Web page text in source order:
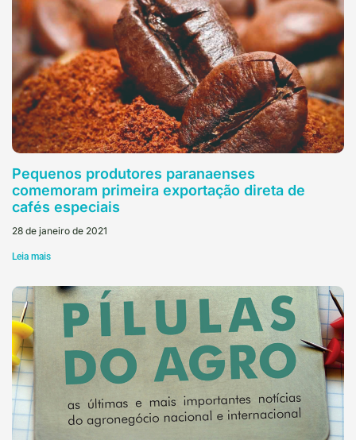
Pequenos produtores paranaenses
comemoram primeira exportação direta de
cafés especiais
28 de janeiro de 2021
Leia mais